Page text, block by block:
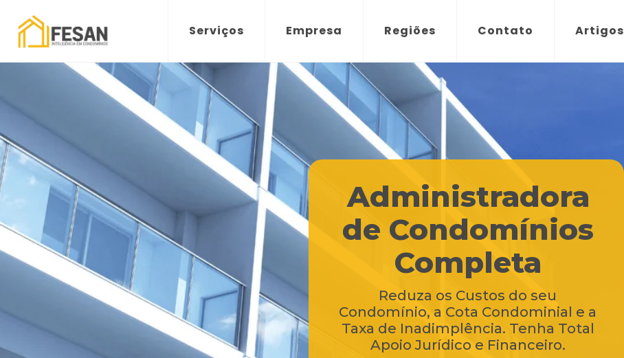
Serviços Empresa Regiões Contato Artigos
Administradora
de Condomínios
Completa
Reduza os Custos do seu
Condomínio, a Cota Condominial e a
Taxa de Inadimplência. Tenha Total
Apoio Jurídico e Financeiro.